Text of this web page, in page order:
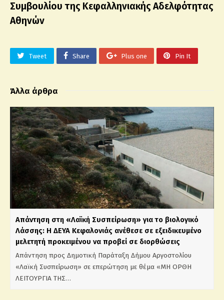
Συμβουλίου της Κεφαλληνιακής Αδελφότητας
Αθηνών
Tweet Share Plus one Pin It
Άλλα άρθρα
Απάντηση στη «Λαϊκή Συσπείρωση» για το βιολογικό
Λάσσης: Η ΔΕΥΑ Κεφαλονιάς ανέθεσε σε εξειδικευμένο
μελετητή προκειμένου να προβεί σε διορθώσεις
Απάντηση προς Δημοτική Παράταξη Δήμου Αργοστολίου
«Λαϊκή Συσπείρωση» σε επερώτηση με θέμα «ΜΗ ΟΡΘΗ
ΛΕΙΤΟΥΡΓΙΑ ΤΗΣ…